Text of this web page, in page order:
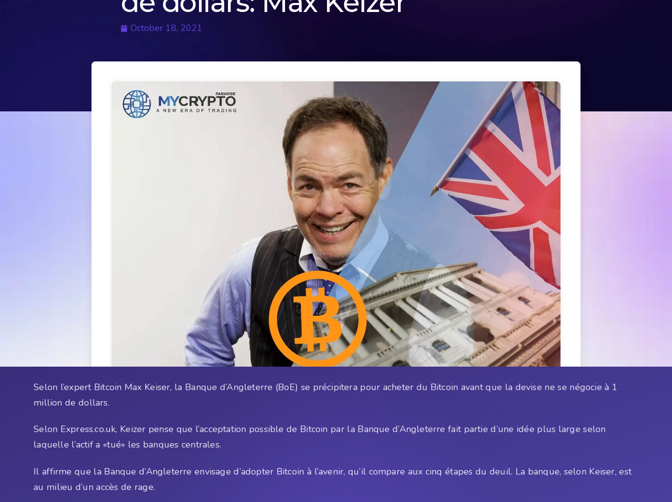
October 18, 2021
Selon l’expert Bitcoin Max Keiser, la Banque d’Angleterre (BoE) se précipitera pour acheter du Bitcoin avant que la devise ne se négocie à 1
million de dollars.
Selon Express.co.uk, Keizer pense que l’acceptation possible de Bitcoin par la Banque d’Angleterre fait partie d’une idée plus large selon
laquelle l’actif a «tué» les banques centrales.
Il affirme que la Banque d’Angleterre envisage d’adopter Bitcoin à l’avenir, qu’il compare aux cinq étapes du deuil. La banque, selon Keiser, est
au milieu d’un accès de rage.